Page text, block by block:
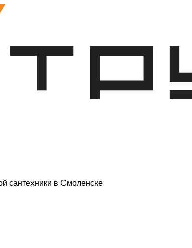
сантехники в Смоленске